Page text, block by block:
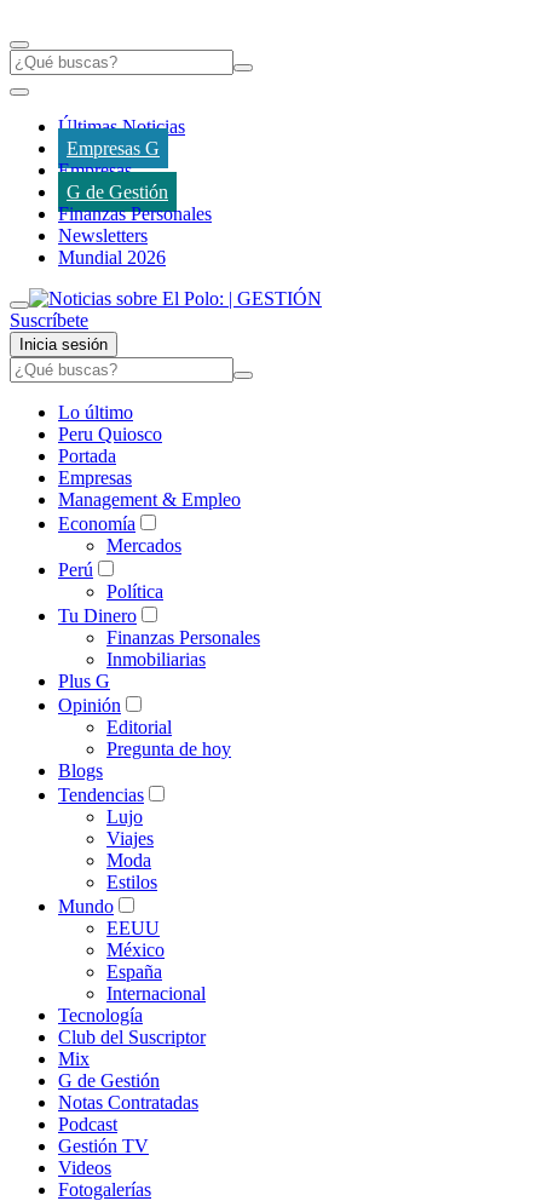
Últimas Noticias
Empresas G
Empresas
G de Gestión
Finanzas Personales
Newsletters
Mundial 2026
Suscríbete
Inicia sesión
Lo último
Peru Quiosco
Portada
Empresas
Management & Empleo
Economía
Mercados
Perú
Política
Tu Dinero
Finanzas Personales
Inmobiliarias
Plus G
Opinión
Editorial
Pregunta de hoy
Blogs
Tendencias
Lujo
Viajes
Moda
Estilos
Mundo
EEUU
México
España
Internacional
Tecnología
Club del Suscriptor
Mix
G de Gestión
Notas Contratadas
Podcast
Gestión TV
Videos
Fotogalerías